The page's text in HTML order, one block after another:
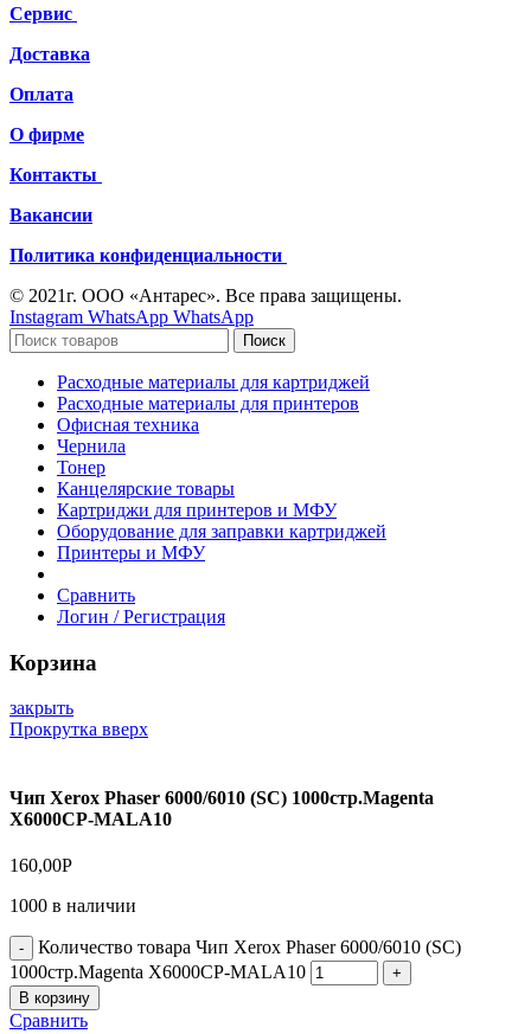
Сервис
Доставка
Оплата
О фирме
Контакты
Вакансии
Политика конфиденциальности
© 2021г. ООО «Антарес». Все права защищены.
Instagram WhatsApp WhatsApp
Поиск
Расходные материалы для картриджей
Расходные материалы для принтеров
Офисная техника
Чернила
Тонер
Канцелярские товары
Картриджи для принтеров и МФУ
Оборудование для заправки картриджей
Принтеры и МФУ
Сравнить
Логин / Регистрация
Корзина
закрыть
Прокрутка вверх
Чип Xerox Phaser 6000/6010 (SC) 1000стр.Magenta
X6000CP-MALA10
160,00Р
1000 в наличии
Количество товара Чип Xerox Phaser 6000/6010 (SC)
1000стр.Magenta X6000CP-MALA10
В корзину
Сравнить